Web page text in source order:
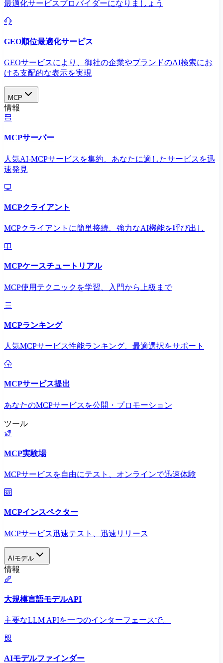
最適化サービスプロバイダーになりましょう
GEO順位最適化サービス
GEOサービスにより、御社の企業やブランドのAI検索にお
ける支配的な表示を実現​
MCP
情報
MCPサーバー
人気AI-MCPサービスを集約、あなたに適したサービスを迅
速発見
MCPクライアント
MCPクライアントに簡単接続、強力なAI機能を呼び出し
MCPケースチュートリアル
MCP使用テクニックを学習、入門から上級まで
MCPランキング
人気MCPサービス性能ランキング、最適選択をサポート
MCPサービス提出
あなたのMCPサービスを公開・プロモーション
ツール
MCP実験場
MCPサービスを自由にテスト、オンラインで迅速体験
MCPインスペクター
MCPサービス迅速テスト、迅速リリース
AIモデル
情報
大規模言語モデルAPI
主要なLLM APIを一つのインターフェースで。
AIモデルファインダー